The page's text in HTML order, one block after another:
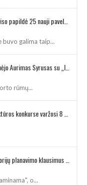
DAUGIAU MODERNIZMO UNESCO SĄRAŠE: Išviso papildė 25 nauji paveldo objektai
buvo galima taip...
KONGRESŲ CENTRAS VILNIUJE: Konkursą laimėjo Aurimas Syrusas su „IMPLMNT architects“
rūmų...
LIETUVOS AUKČIAUSIASIS TEISMAS: Architektūros konkurse varžosi 8 rekonstrukcijos vizijos
BAIGĖ FORMUOTI KOMANDĄ: Statybų ir teritorijų planavimo klausimus kuruos architektė
o...